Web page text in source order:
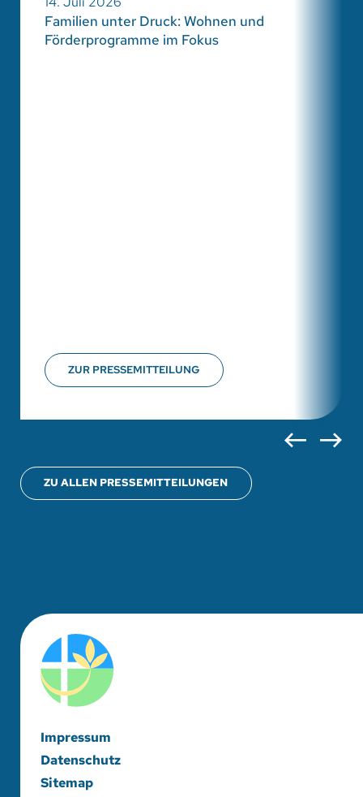
Familien unter Druck: Wohnen und
Förderprogramme im Fokus
ZUR PRESSEMITTEILUNG
ZU ALLEN PRESSEMITTEILUNGEN
Impressum
Datenschutz
Sitemap